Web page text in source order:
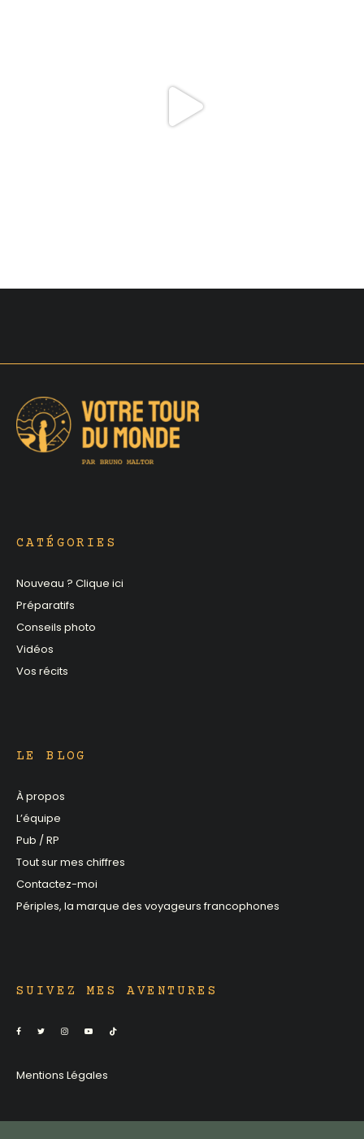
CATÉGORIES
Nouveau ? Clique ici
Préparatifs
Conseils photo
Vidéos
Vos récits
LE BLOG
À propos
L’équipe
Pub / RP
Tout sur mes chiffres
Contactez-moi
Périples, la marque des voyageurs francophones
SUIVEZ MES AVENTURES
Mentions Légales